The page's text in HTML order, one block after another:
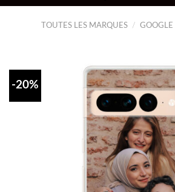
TOUTES LES MARQUES / GOOGLE
-20%